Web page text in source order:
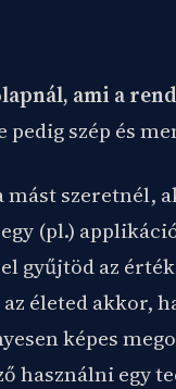
ami a
szép és
mást szeretnél,
(pl.)
gyűjtöd az
életed akkor,
képes
használni egy